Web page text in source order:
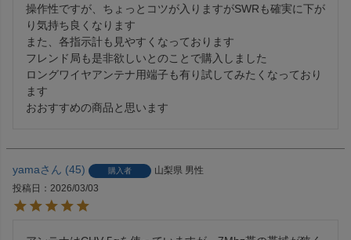
操作性ですが、ちょっとコツが入りますがSWRも確実に下が
り気持ち良くなります
また、各指示計も見やすくなっております
フレンド局も是非欲しいとのことで購入しました
ロングワイヤアンテナ用端子も有り試してみたくなっており
ます
おおすすめの商品と思います
yama 45 購入者 山梨県 男性
投稿日
2026/03/03